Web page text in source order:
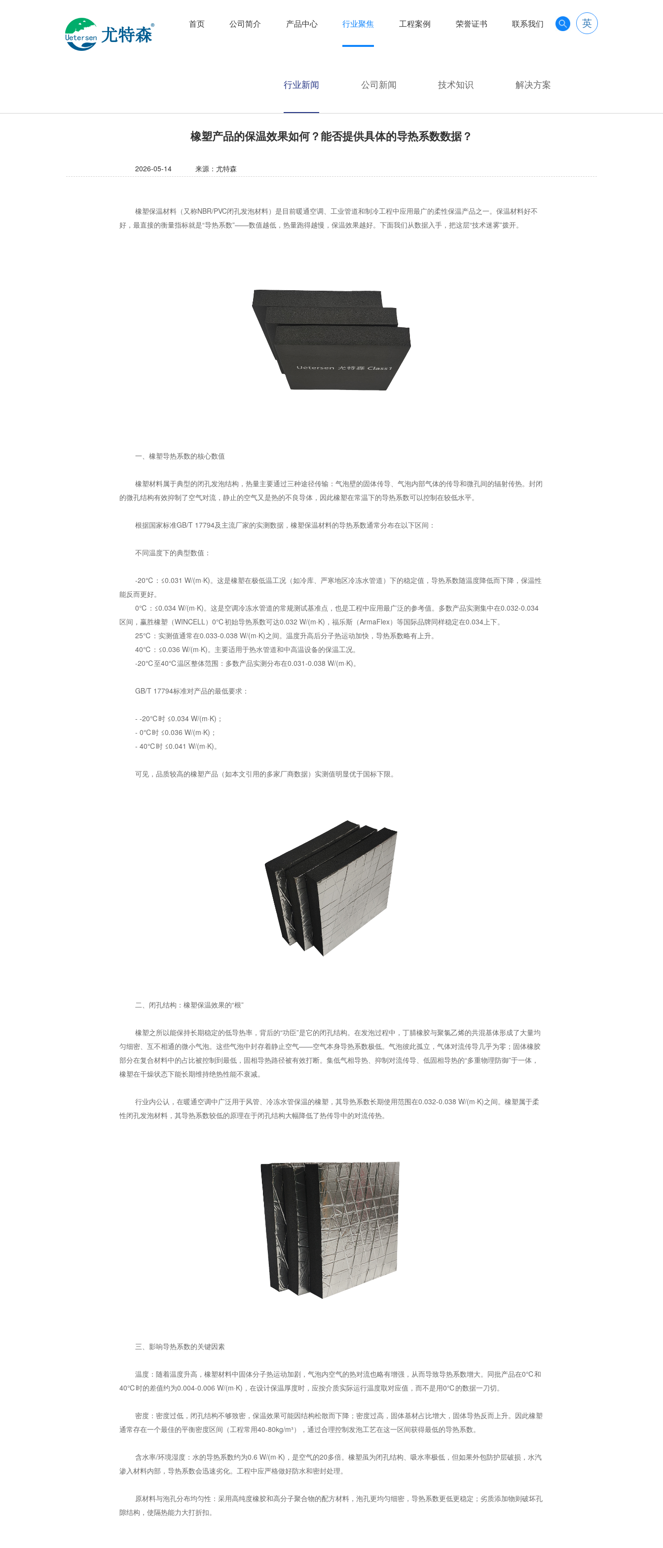
首页 公司简介 产品中心 行业聚焦 工程案例 荣誉证书 联系我们 英
行业新闻 公司新闻 技术知识 解决方案
橡塑产品的保温效果如何？能否提供具体的导热系数数据？
2026-05-14 来源：尤特森
橡塑保温材料（又称NBR/PVC闭孔发泡材料）是目前暖通空调、工业管道和制冷工程中应用最广的柔性保温产品之一。保温材料好不
好，最直接的衡量指标就是“导热系数”——数值越低，热量跑得越慢，保温效果越好。下面我们从数据入手，把这层“技术迷雾”拨开。
一、橡塑导热系数的核心数值
橡塑材料属于典型的闭孔发泡结构，热量主要通过三种途径传输：气泡壁的固体传导、气泡内部气体的传导和微孔间的辐射传热。封闭
的微孔结构有效抑制了空气对流，静止的空气又是热的不良导体，因此橡塑在常温下的导热系数可以控制在较低水平。
根据国家标准GB/T 17794及主流厂家的实测数据，橡塑保温材料的导热系数通常分布在以下区间：
不同温度下的典型数值：
-20℃：≤0.031 W/(m·K)。这是橡塑在极低温工况（如冷库、严寒地区冷冻水管道）下的稳定值，导热系数随温度降低而下降，保温性
能反而更好。
0℃：≤0.034 W/(m·K)。这是空调冷冻水管道的常规测试基准点，也是工程中应用最广泛的参考值。多数产品实测集中在0.032-0.034
区间，赢胜橡塑（WINCELL）0℃初始导热系数可达0.032 W/(m·K)，福乐斯（ArmaFlex）等国际品牌同样稳定在0.034上下。
25℃：实测值通常在0.033-0.038 W/(m·K)之间。温度升高后分子热运动加快，导热系数略有上升。
40℃：≤0.036 W/(m·K)。主要适用于热水管道和中高温设备的保温工况。
-20℃至40℃温区整体范围：多数产品实测分布在0.031-0.038 W/(m·K)。
GB/T 17794标准对产品的最低要求：
- -20℃时 ≤0.034 W/(m·K)；
- 0℃时 ≤0.036 W/(m·K)；
- 40℃时 ≤0.041 W/(m·K)。
可见，品质较高的橡塑产品（如本文引用的多家厂商数据）实测值明显优于国标下限。
二、闭孔结构：橡塑保温效果的“根”
橡塑之所以能保持长期稳定的低导热率，背后的“功臣”是它的闭孔结构。在发泡过程中，丁腈橡胶与聚氯乙烯的共混基体形成了大量均
匀细密、互不相通的微小气泡。这些气泡中封存着静止空气——空气本身导热系数极低。气泡彼此孤立，气体对流传导几乎为零；固体橡胶
部分在复合材料中的占比被控制到最低，固相导热路径被有效打断。集低气相导热、抑制对流传导、低固相导热的“多重物理防御”于一体，
橡塑在干燥状态下能长期维持绝热性能不衰减。
行业内公认，在暖通空调中广泛用于风管、冷冻水管保温的橡塑，其导热系数长期使用范围在0.032-0.038 W/(m·K)之间。橡塑属于柔
性闭孔发泡材料，其导热系数较低的原理在于闭孔结构大幅降低了热传导中的对流传热。
三、影响导热系数的关键因素
温度：随着温度升高，橡塑材料中固体分子热运动加剧，气泡内空气的热对流也略有增强，从而导致导热系数增大。同批产品在0℃和
40℃时的差值约为0.004-0.006 W/(m·K)，在设计保温厚度时，应按介质实际运行温度取对应值，而不是用0℃的数据一刀切。
密度：密度过低，闭孔结构不够致密，保温效果可能因结构松散而下降；密度过高，固体基材占比增大，固体导热反而上升。因此橡塑
通常存在一个最佳的平衡密度区间（工程常用40-80kg/m³），通过合理控制发泡工艺在这一区间获得最低的导热系数。
含水率/环境湿度：水的导热系数约为0.6 W/(m·K)，是空气的20多倍。橡塑虽为闭孔结构、吸水率极低，但如果外包防护层破损，水汽
渗入材料内部，导热系数会迅速劣化。工程中应严格做好防水和密封处理。
原材料与泡孔分布均匀性：采用高纯度橡胶和高分子聚合物的配方材料，泡孔更均匀细密，导热系数更低更稳定；劣质添加物则破坏孔
隙结构，使隔热能力大打折扣。